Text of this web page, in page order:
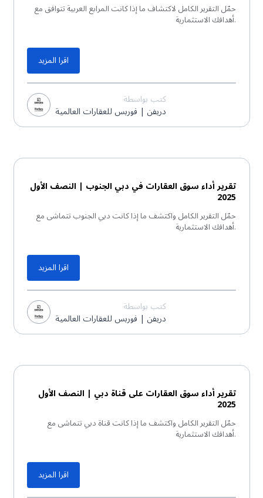
حمّل التقرير الكامل لاكتشاف ما إذا كانت المرابع العربية تتوافق مع
أهدافك الاستثمارية.
اقرا المزيد
كتب بواسطة
دريفن | فوربس للعقارات العالمية
تقرير أداء سوق العقارات في دبي الجنوب | النصف الأول
2025
حمّل التقرير الكامل واكتشف ما إذا كانت دبي الجنوب تتماشى مع
أهدافك الاستثمارية.
اقرا المزيد
كتب بواسطة
دريفن | فوربس للعقارات العالمية
تقرير أداء سوق العقارات على قناة دبي | النصف الأول
2025
حمّل التقرير الكامل واكتشف ما إذا كانت قناة دبي تتماشى مع
أهدافك الاستثمارية.
اقرا المزيد